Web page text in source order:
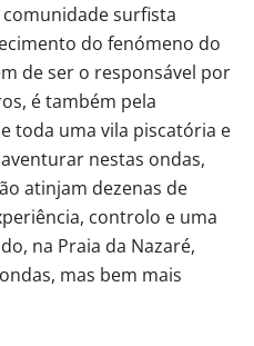
surfista
do fenómeno do
de ser o responsável por
é também pela
toda uma vila piscatória e
nestas ondas,
atinjam dezenas de
controlo e uma
na Praia da Nazaré,
mas bem mais